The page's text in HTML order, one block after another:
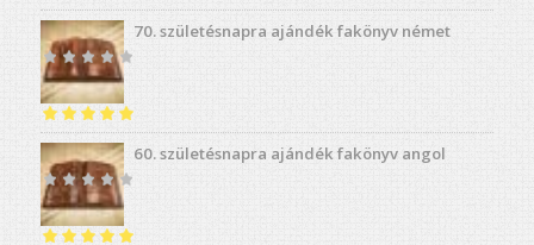
Értékelés:5.00
/ 5
70. születésnapra ajándék fakönyv német
Értékelés:5.00
/ 5
60. születésnapra ajándék fakönyv angol